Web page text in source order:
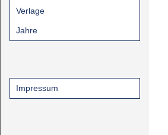
Verlage
Jahre
Impressum